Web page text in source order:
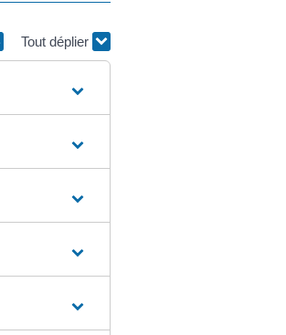
Tout déplier